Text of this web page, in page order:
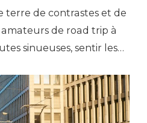
terre de contrastes et de
de road trip à
sinueuses, sentir les…